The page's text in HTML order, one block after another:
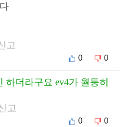
고
0 0
하더라구요 ev4가 월등히
고
0 0